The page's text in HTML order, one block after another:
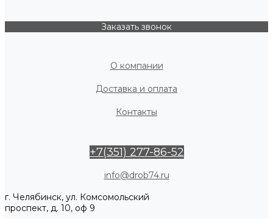
Заказать звонок
О компании
Доставка и оплата
Контакты
+7(351) 277-86-52
info@drob74.ru
г. Челябинск, ул. Комсомольский
проспект, д. 10, оф 9